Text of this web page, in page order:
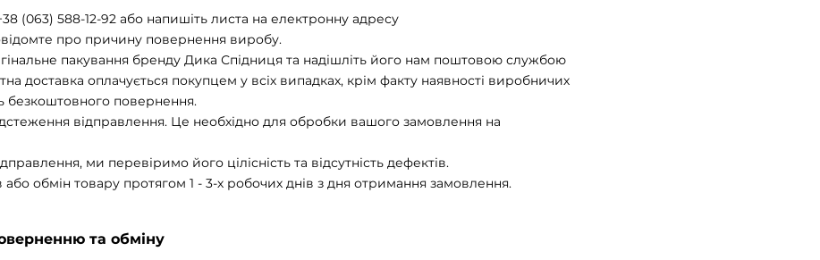
(063) 588-12-92 або напишіть листа на електронну адресу
про причину повернення виробу.
пакування бренду Дика Спідниця та надішліть його нам поштовою службою
доставка оплачується покупцем у всіх випадках, крім факту наявності виробничих
безкоштовного повернення.
відправлення. Це необхідно для обробки вашого замовлення на
ми перевіримо його цілісність та відсутність дефектів.
обмін товару протягом 1 - 3-х робочих днів з дня отримання замовлення.
та обміну